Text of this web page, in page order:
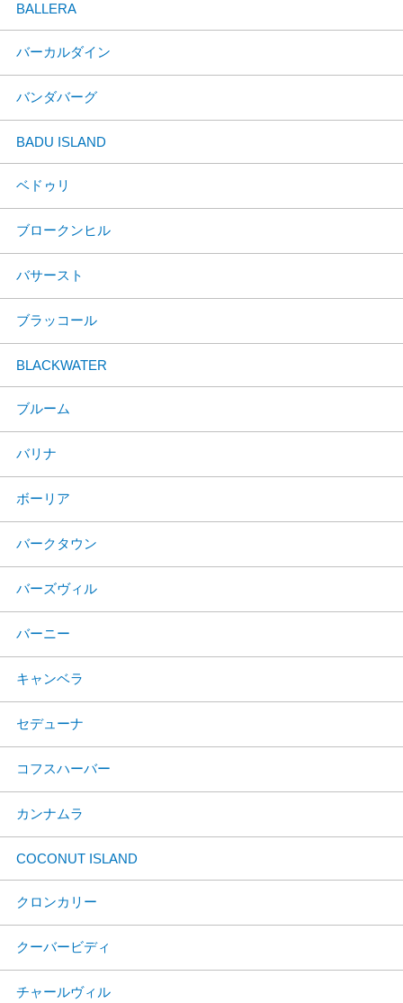
BALLERA
バーカルダイン
バンダバーグ
BADU ISLAND
ベドゥリ
ブロークンヒル
バサースト
ブラッコール
BLACKWATER
ブルーム
バリナ
ボーリア
バークタウン
バーズヴィル
バーニー
キャンベラ
セデューナ
コフスハーバー
カンナムラ
COCONUT ISLAND
クロンカリー
クーバービディ
チャールヴィル